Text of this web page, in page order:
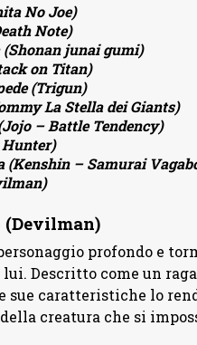
No Joe)
Note)
junai gumi)
on Titan)
(Trigun)
La Stella dei Giants)
– Battle Tendency)
Hunter)
– Samurai
(Devilman)
profondo e
lui. Descritto come un
sue caratteristiche lo
creatura che si